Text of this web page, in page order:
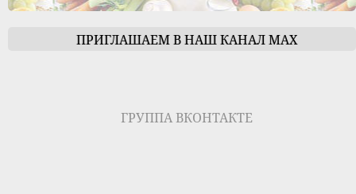
ПРИГЛАШАЕМ В НАШ КАНАЛ МАХ
ГРУППА ВКОНТАКТЕ